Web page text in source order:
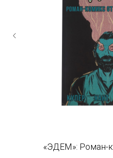
«ЭДЕМ»: Роман-